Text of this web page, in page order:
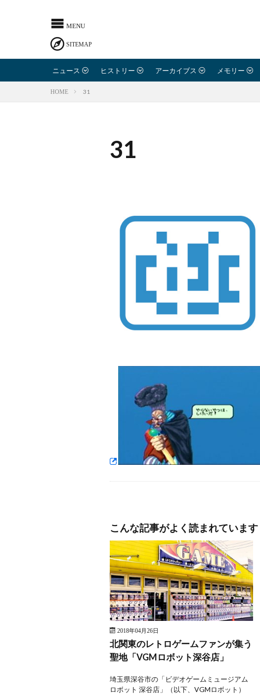
ニュース ヒストリー アーカイブス メモリー
HOME 31
31
こんな記事がよく読まれています
2018年04月26日
北関東のレトロゲームファンが集う
聖地「VGMロボット深谷店」
埼玉県深谷市の「ビデオゲームミュージアム
ロボット 深谷店」（以下、VGMロボット）